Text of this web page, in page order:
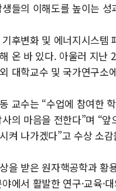
들의 이해도를 높이는 성
후변화 및 에너지시스템
온 바 있다. 아울러 지난
대학교수 및 국가연구소
교수는 “수업에 참여한
의 마음을 전한다”며 “
켜 나가겠다”고 수상 소
을 받은 원자핵공학과 황
에서 활발한 연구·교육·